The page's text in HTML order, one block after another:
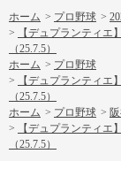
ホーム > プロ野球 >
>
【デュプランティエ
（25.7.5）
ホーム > プロ野球
>
【デュプランティエ
（25.7.5）
ホーム > プロ野球 >
>
【デュプランティエ
（25.7.5）